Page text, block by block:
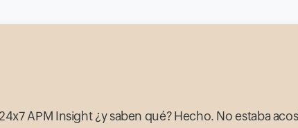
APM Insight ¿y saben qué? Hecho. No estaba